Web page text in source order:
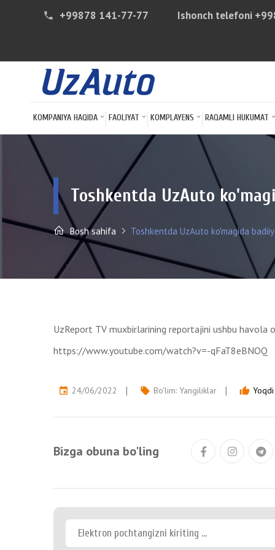
phone +99878 141-77-77 Ishonch telefoni
KOMPANIYA HAQIDA FAOLIYAT KOMPLAYENS RAQAMLI HUKUMAT
Toshkentda UzAuto
Bosh sahifa Toshkentda UzAuto ko'magida
UzReport TV muxbirlarining reportajini ushbu havola
https://www.youtube.com/watch?v=-qFaT8eBNOQ
event 24/06/2022 local_offer Bo'lim: Yangiliklar thumb_up
Bizga obuna bo'ling